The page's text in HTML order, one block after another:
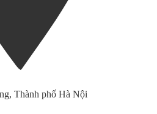
Thành phố Hà Nội